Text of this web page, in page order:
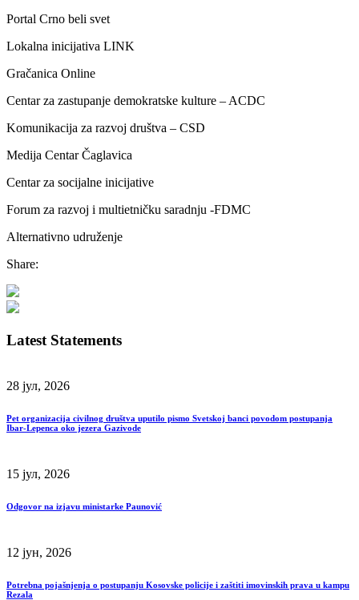
Portal Crno beli svet
Lokalna inicijativa LINK
Gračanica Online
Centar za zastupanje demokratske kulture – ACDC
Komunikacija za razvoj društva – CSD
Medija Centar Čaglavica
Centar za socijalne inicijative
Forum za razvoj i multietničku saradnju -FDMC
Alternativno udruženje
Share:
Latest Statements
28 јул, 2026
Pet organizacija civilnog društva uputilo pismo Svetskoj banci povodom postupanja
Ibar-Lepenca oko jezera Gazivode
15 јул, 2026
Odgovor na izjavu ministarke Paunović
12 јун, 2026
Potrebna pojašnjenja o postupanju Kosovske policije i zaštiti imovinskih prava u kampu
Rezala